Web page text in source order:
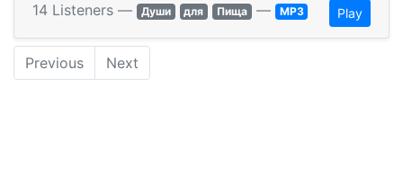
14 Listeners — Души для Пища — MP3 Play
Previous Next